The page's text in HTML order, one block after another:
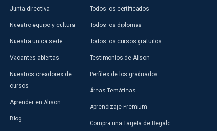
Junta directiva
Nuestro equipo y cultura
Nuestra única sede
Vacantes abiertas
Nuestros creadores de
cursos
Aprender en Alison
Blog
Todos los certificados
Todos los diplomas
Todos los cursos gratuitos
Testimonios de Alison
Perfiles de los graduados
Áreas Temáticas
Aprendizaje Premium
Compra una Tarjeta de Regalo